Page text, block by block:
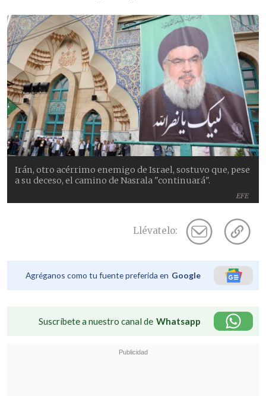
EFE
Irán, otro acérrimo enemigo de Israel, sostuvo que, pese
a su deceso, el camino de Nasrala "continuará".
Llévatelo:
Agréganos como tu fuente preferida en Google
Suscríbete a nuestro canal de Whatsapp